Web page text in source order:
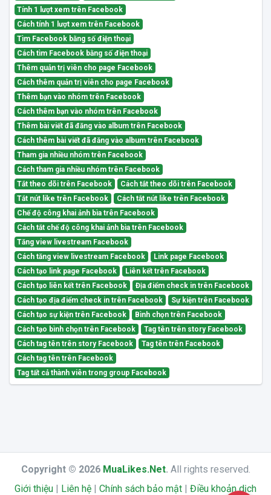
Tính 1 lượt xem trên Facebook
Cách tính 1 lượt xem trên Facebook
Tìm Facebook bằng số điện thoại
Cách tìm Facebook bằng số điện thoại
Thêm quản trị viên cho page Facebook
Cách thêm quản trị viên cho page Facebook
Thêm bạn vào nhóm trên Facebook
Cách thêm bạn vào nhóm trên Facebook
Thêm bài viết đã đăng vào album trên Facebook
Cách thêm bài viết đã đăng vào album trên Facebook
Tham gia nhiều nhóm trên Facebook
Cách tham gia nhiều nhóm trên Facebook
Tắt theo dõi trên Facebook
Cách tắt theo dõi trên Facebook
Tắt nút like trên Facebook
Cách tắt nút like trên Facebook
Chế độ công khai ảnh bìa trên Facebook
Cách tắt chế độ công khai ảnh bìa trên Facebook
Tăng view livestream Facebook
Cách tăng view livestream Facebook
Link page Facebook
Cách tạo link page Facebook
Liên kết trên Facebook
Cách tạo liên kết trên Facebook
Địa điểm check in trên Facebook
Cách tạo địa điểm check in trên Facebook
Sự kiện trên Facebook
Cách tạo sự kiện trên Facebook
Bình chọn trên Facebook
Cách tạo bình chọn trên Facebook
Tag tên trên story Facebook
Cách tag tên trên story Facebook
Tag tên trên Facebook
Cách tag tên trên Facebook
Tag tất cả thành viên trong group Facebook
Copyright © 2026 MuaLikes.Net. All rights reserved.
Giới thiệu | Liên hệ | Chính sách bảo mật | Điều khoản dịch